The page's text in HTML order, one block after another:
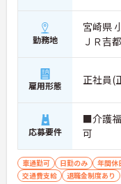
勤務地
宮崎県
ＪＲ吉
雇用形態 正社員(
応募要件
■介護
可
車通勤可 日勤のみ 年間休
交通費支給
退職金制度あり